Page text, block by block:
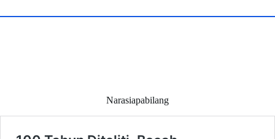
Narasiapabilang